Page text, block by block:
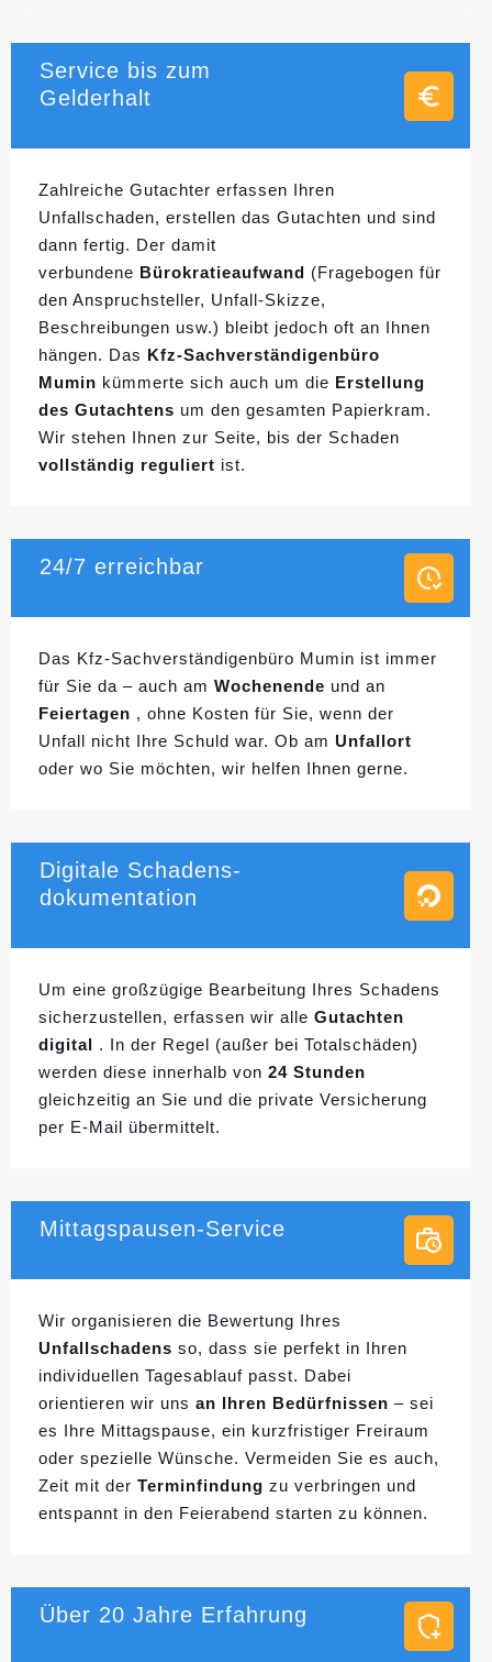
Service bis zum
Gelderhalt
Zahlreiche Gutachter erfassen Ihren
Unfallschaden, erstellen das Gutachten und sind
dann fertig. Der damit
verbundene Bürokratieaufwand (Fragebogen für
den Anspruchsteller, Unfall-Skizze,
Beschreibungen usw.) bleibt jedoch oft an Ihnen
hängen. Das Kfz-Sachverständigenbüro
Mumin kümmerte sich auch um die Erstellung
des Gutachtens um den gesamten Papierkram.
Wir stehen Ihnen zur Seite, bis der Schaden
vollständig reguliert ist.
24/7 erreichbar
Das Kfz-Sachverständigenbüro Mumin ist immer
für Sie da – auch am Wochenende und an
Feiertagen , ohne Kosten für Sie, wenn der
Unfall nicht Ihre Schuld war. Ob am Unfallort
oder wo Sie möchten, wir helfen Ihnen gerne.
Digitale Schadens-
dokumentation
Um eine großzügige Bearbeitung Ihres Schadens
sicherzustellen, erfassen wir alle Gutachten
digital . In der Regel (außer bei Totalschäden)
werden diese innerhalb von 24 Stunden
gleichzeitig an Sie und die private Versicherung
per E-Mail übermittelt.
Mittagspausen-Service
Wir organisieren die Bewertung Ihres
Unfallschadens so, dass sie perfekt in Ihren
individuellen Tagesablauf passt. Dabei
orientieren wir uns an Ihren Bedürfnissen – sei
es Ihre Mittagspause, ein kurzfristiger Freiraum
oder spezielle Wünsche. Vermeiden Sie es auch,
Zeit mit der Terminfindung zu verbringen und
entspannt in den Feierabend starten zu können.
Über 20 Jahre Erfahrung